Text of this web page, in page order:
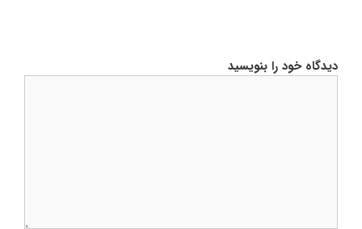
دیدگاه خود را بنویسید